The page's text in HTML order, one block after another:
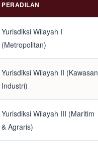
PERADILAN
Yurisdiksi Wilayah I
(Metropolitan)
Yurisdiksi Wilayah II (Kawasan
Industri)
Yurisdiksi Wilayah III (Maritim
& Agraris)